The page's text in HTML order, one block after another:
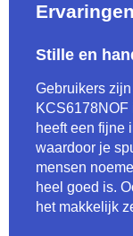
Stille en
Gebruikers
KCS6178NOF
heeft een fijne
waardoor je
mensen
heel goed is.
het makkelijk